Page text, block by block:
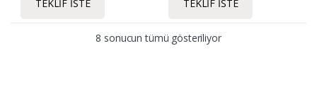
TEKLIF İSTE TEKLIF İSTE
8 sonucun tümü gösteriliyor